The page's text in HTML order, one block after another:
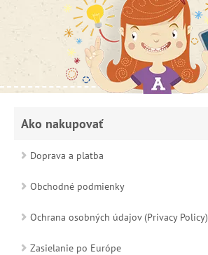
Ako nakupovať
Doprava a platba
Obchodné podmienky
Ochrana osobných údajov (Privacy Policy)
Zasielanie po Európe